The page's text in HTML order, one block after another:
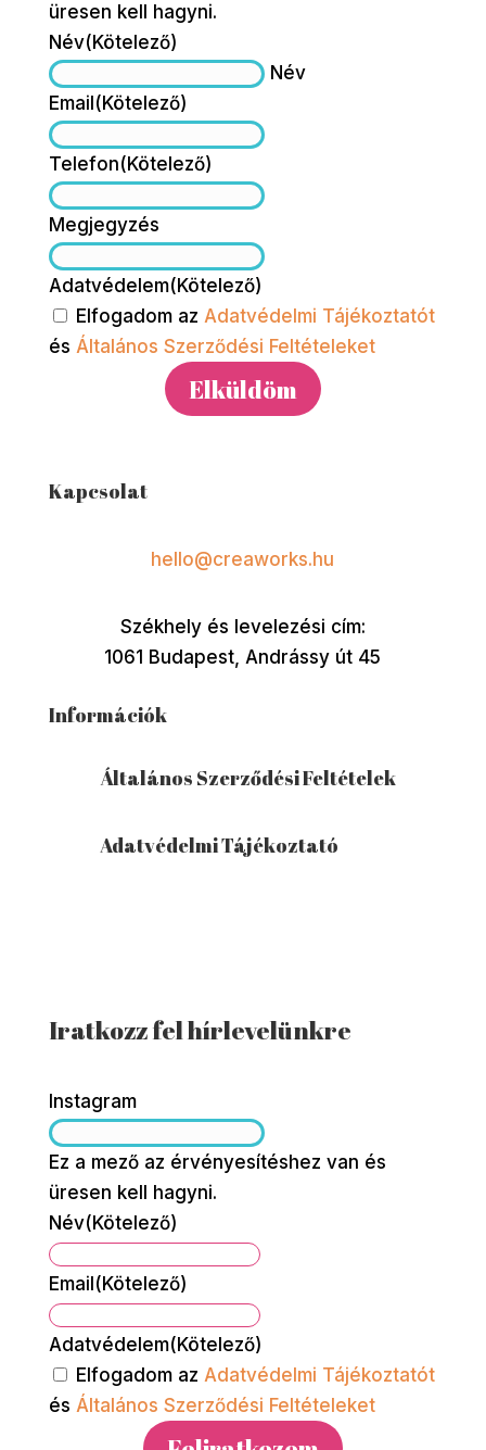
üresen kell hagyni.
Név(Kötelező)
Név
Email (Kötelező)
Telefon(Kötelező)
Megjegyzés
Adatvédelem(Kötelező)
Elfogadom az Adatvédelmi Tájékoztatót
és Általános Szerződési Feltételeket
Kapcsolat
hello@creaworks.hu
Székhely és levelezési cím:
1061 Budapest, Andrássy út 45
Információk
Általános Szerződési Feltételek
Adatvédelmi Tájékoztató
Iratkozz fel hírlevelünkre
Instagram
Ez a mező az érvényesítéshez van és
üresen kell hagyni.
Név(Kötelező)
Név
Email (Kötelező)
Adatvédelem(Kötelező)
Elfogadom az Adatvédelmi Tájékoztatót
és Általános Szerződési Feltételeket